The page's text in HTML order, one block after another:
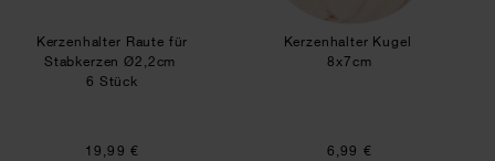
Kerzenhalter Raute für
Stabkerzen Ø2,2cm
6 Stück
19,99 €
Kerzenhalter Kugel
8x7cm
6,99 €